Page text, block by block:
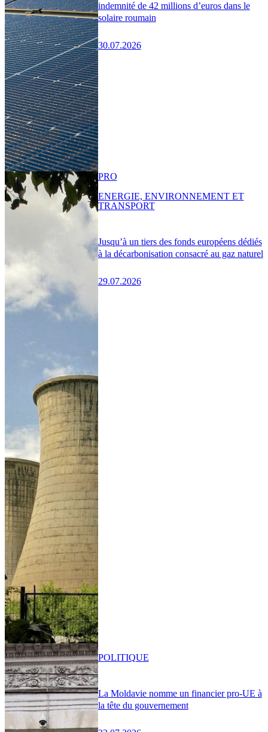
indemnité de 42 millions d’euros dans le
solaire roumain
30.07.2026
Jusqu’à un tiers des fonds européens dédiés
à la décarbonisation consacré au gaz naturel
29.07.2026
PRO
ENERGIE, ENVIRONNEMENT ET
TRANSPORT
La Moldavie nomme un financier pro-UE à
la tête du gouvernement
POLITIQUE